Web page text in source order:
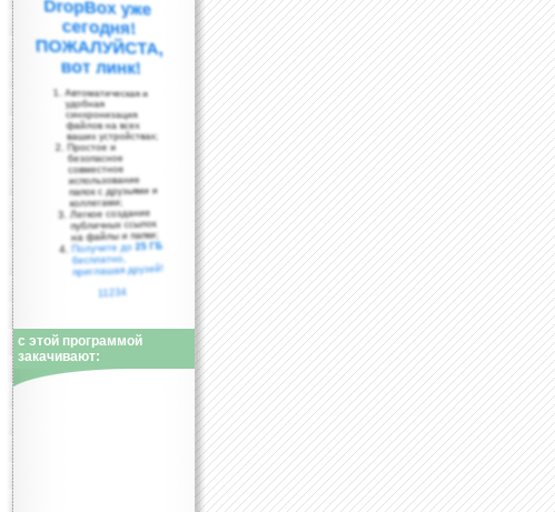
вот линк!
Автоматическая и
удобная
синхронизация
файлов на всех
ваших устройствах;
Простое и
безопасное
совместное
использование
папок с друзьями и
коллегами;
Легкое создание
публичных ссылок
на файлы и папки;
Получите до25 ГБ
бесплатно,
приглашая друзей!
11234
с этой программой
закачивают: